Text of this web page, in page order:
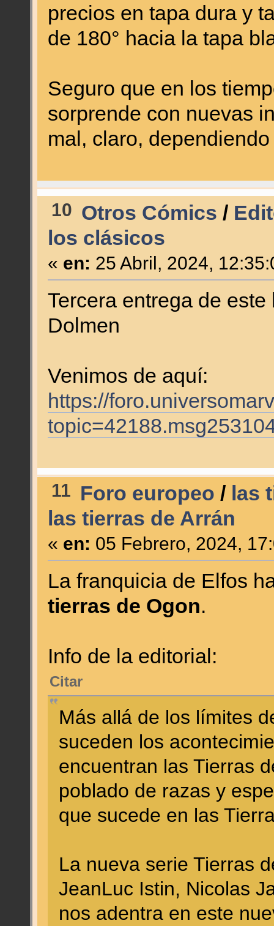
precios en tapa dura y
de 180° hacia la tapa
Seguro que en los
sorprende con nuevas
mal, claro,
10 Otros Cómics /
los clásicos
« en: 25 Abril, 2024,
Tercera entrega de
Dolmen
Venimos de aquí:
https://
11 Foro europeo / las
las tierras de Arrán
« en: 05 Febrero, 2024,
La franquicia de Elfos
tierras de Ogon.
Info de la editorial:
Citar
Más allá de los límites
suceden los
encuentran las Tierras
poblado de razas y
que sucede en las
La nueva serie Tierras
JeanLuc Istin, Nicolas
nos adentra en este